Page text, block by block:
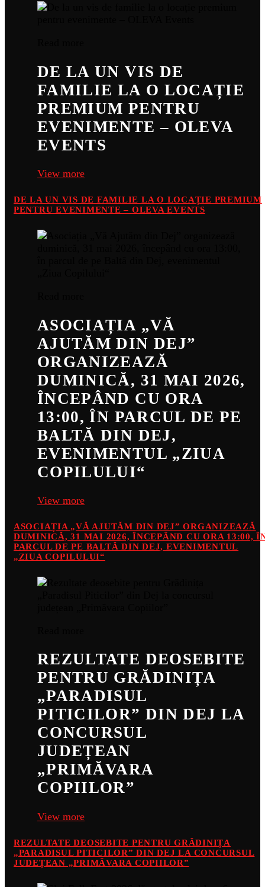
DE LA UN VIS DE
FAMILIE LA O LOCAȚIE
PREMIUM PENTRU
EVENIMENTE – OLEVA
EVENTS
View more
DE LA UN VIS DE FAMILIE LA O LOCAȚIE PREMIUM
PENTRU EVENIMENTE – OLEVA EVENTS
ASOCIAȚIA „VĂ
AJUTĂM DIN DEJ”
ORGANIZEAZĂ
DUMINICĂ, 31 MAI 2026,
ÎNCEPÂND CU ORA
13:00, ÎN PARCUL DE PE
BALTĂ DIN DEJ,
EVENIMENTUL „ZIUA
COPILULUI“
View more
ASOCIAȚIA „VĂ AJUTĂM DIN DEJ” ORGANIZEAZĂ
DUMINICĂ, 31 MAI 2026, ÎNCEPÂND CU ORA 13:00,
PARCUL DE PE BALTĂ DIN DEJ, EVENIMENTUL
„ZIUA COPILULUI“
REZULTATE DEOSEBITE
PENTRU GRĂDINIȚA
„PARADISUL
PITICILOR” DIN DEJ LA
CONCURSUL
JUDEȚEAN
„PRIMĂVARA
COPIILOR”
View more
REZULTATE DEOSEBITE PENTRU GRĂDINIȚA
„PARADISUL PITICILOR” DIN DEJ LA CONCURSUL
JUDEȚEAN „PRIMĂVARA COPIILOR”